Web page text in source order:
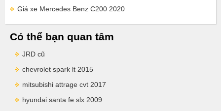
Giá xe Mercedes Benz C200 2020
Có thể bạn quan tâm
JRD cũ
chevrolet spark lt 2015
mitsubishi attrage cvt 2017
hyundai santa fe slx 2009